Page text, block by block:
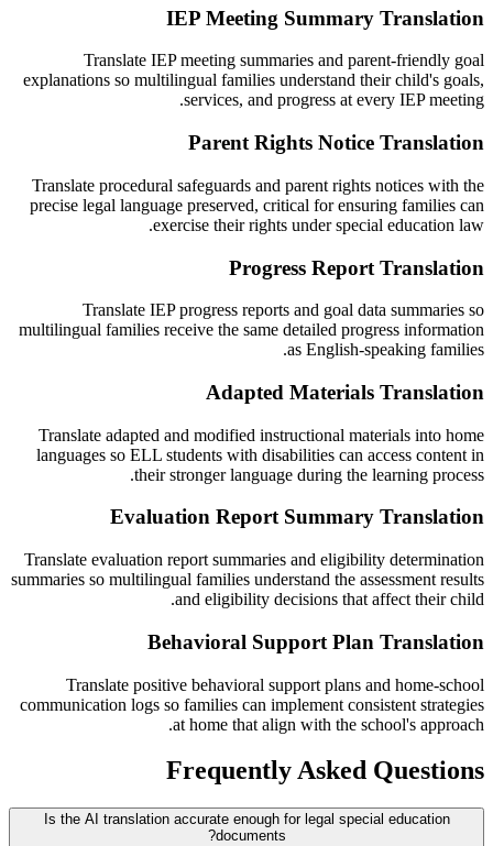
IEP Meeting Summary Translation
Translate IEP meeting summaries and parent-friendly goal
explanations so multilingual families understand their child's goals,
services, and progress at every IEP meeting.
Parent Rights Notice Translation
Translate procedural safeguards and parent rights notices with the
precise legal language preserved, critical for ensuring families can
exercise their rights under special education law.
Progress Report Translation
Translate IEP progress reports and goal data summaries so
multilingual families receive the same detailed progress information
as English-speaking families.
Adapted Materials Translation
Translate adapted and modified instructional materials into home
languages so ELL students with disabilities can access content in
their stronger language during the learning process.
Evaluation Report Summary Translation
Translate evaluation report summaries and eligibility determination
summaries so multilingual families understand the assessment results
and eligibility decisions that affect their child.
Behavioral Support Plan Translation
Translate positive behavioral support plans and home-school
communication logs so families can implement consistent strategies
at home that align with the school's approach.
Frequently Asked Questions
Is the AI translation accurate enough for legal special education
documents?